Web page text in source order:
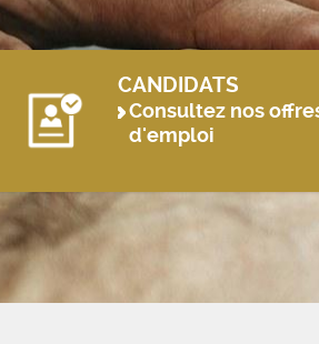
CANDIDATS
Consultez nos
d'emploi